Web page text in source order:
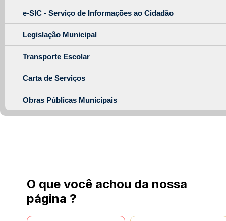
e-SIC - Serviço de Informações ao Cidadão
Legislação Municipal
Transporte Escolar
Carta de Serviços
Obras Públicas Municipais
O que você achou da nossa
página ?